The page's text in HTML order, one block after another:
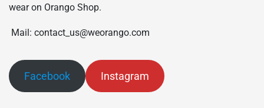
wear on Orango Shop.
Mail: contact_us@weorango.com
Facebook Instagram